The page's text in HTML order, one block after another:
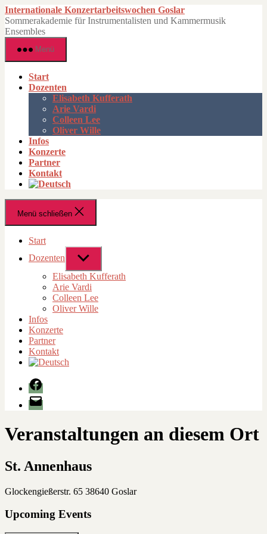
Zum
Inhalt
springen
Internationale Konzertarbeitswochen Goslar
Sommerakademie für Instrumentalisten und Kammermusik
Ensembles
Menü
Start
Dozenten
Elisabeth Kufferath
Arie Vardi
Colleen Lee
Oliver Wille
Infos
Konzerte
Partner
Kontakt
Menü schließen
Start
Dozenten
Untermenü
Elisabeth Kufferath
Arie Vardi
Colleen Lee
Oliver Wille
Infos
Konzerte
Partner
Kontakt
Facebook
E-
Mail
Veranstaltungen an diesem Ort
St. Annenhaus
Glockengießerstr. 65 38640 Goslar
Upcoming Events